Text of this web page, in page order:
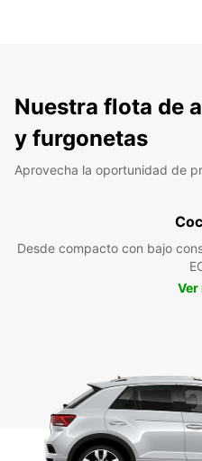
Nuestra flota de
y furgonetas
Aprovecha la oportunidad de
Desde compacto con bajo
Ver